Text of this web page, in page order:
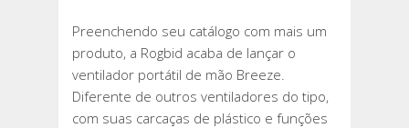
Preenchendo seu catálogo com mais um
produto, a Rogbid acaba de lançar o
ventilador portátil de mão Breeze.
Diferente de outros ventiladores do tipo,
com suas carcaças de plástico e funções